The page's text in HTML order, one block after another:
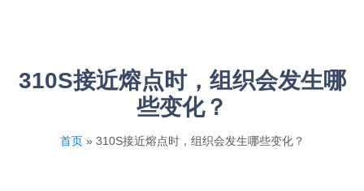
310S接近熔点时，组织会发生哪
些变化？
首页 » 310S接近熔点时，组织会发生哪些变化？